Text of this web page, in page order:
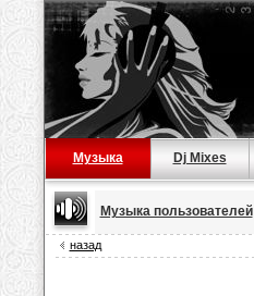
Музыка Dj Mixes
Музыка пользователей
назад